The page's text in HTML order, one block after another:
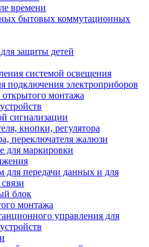
времени
бытовых коммутационных
защиты детей
системой освещения
подключения электроприборов
монтажа
сигнализации
кнопки, регулятора
переключателя жалюзи
для маркировки
для передачи данных и для
блок
монтажа
управления для